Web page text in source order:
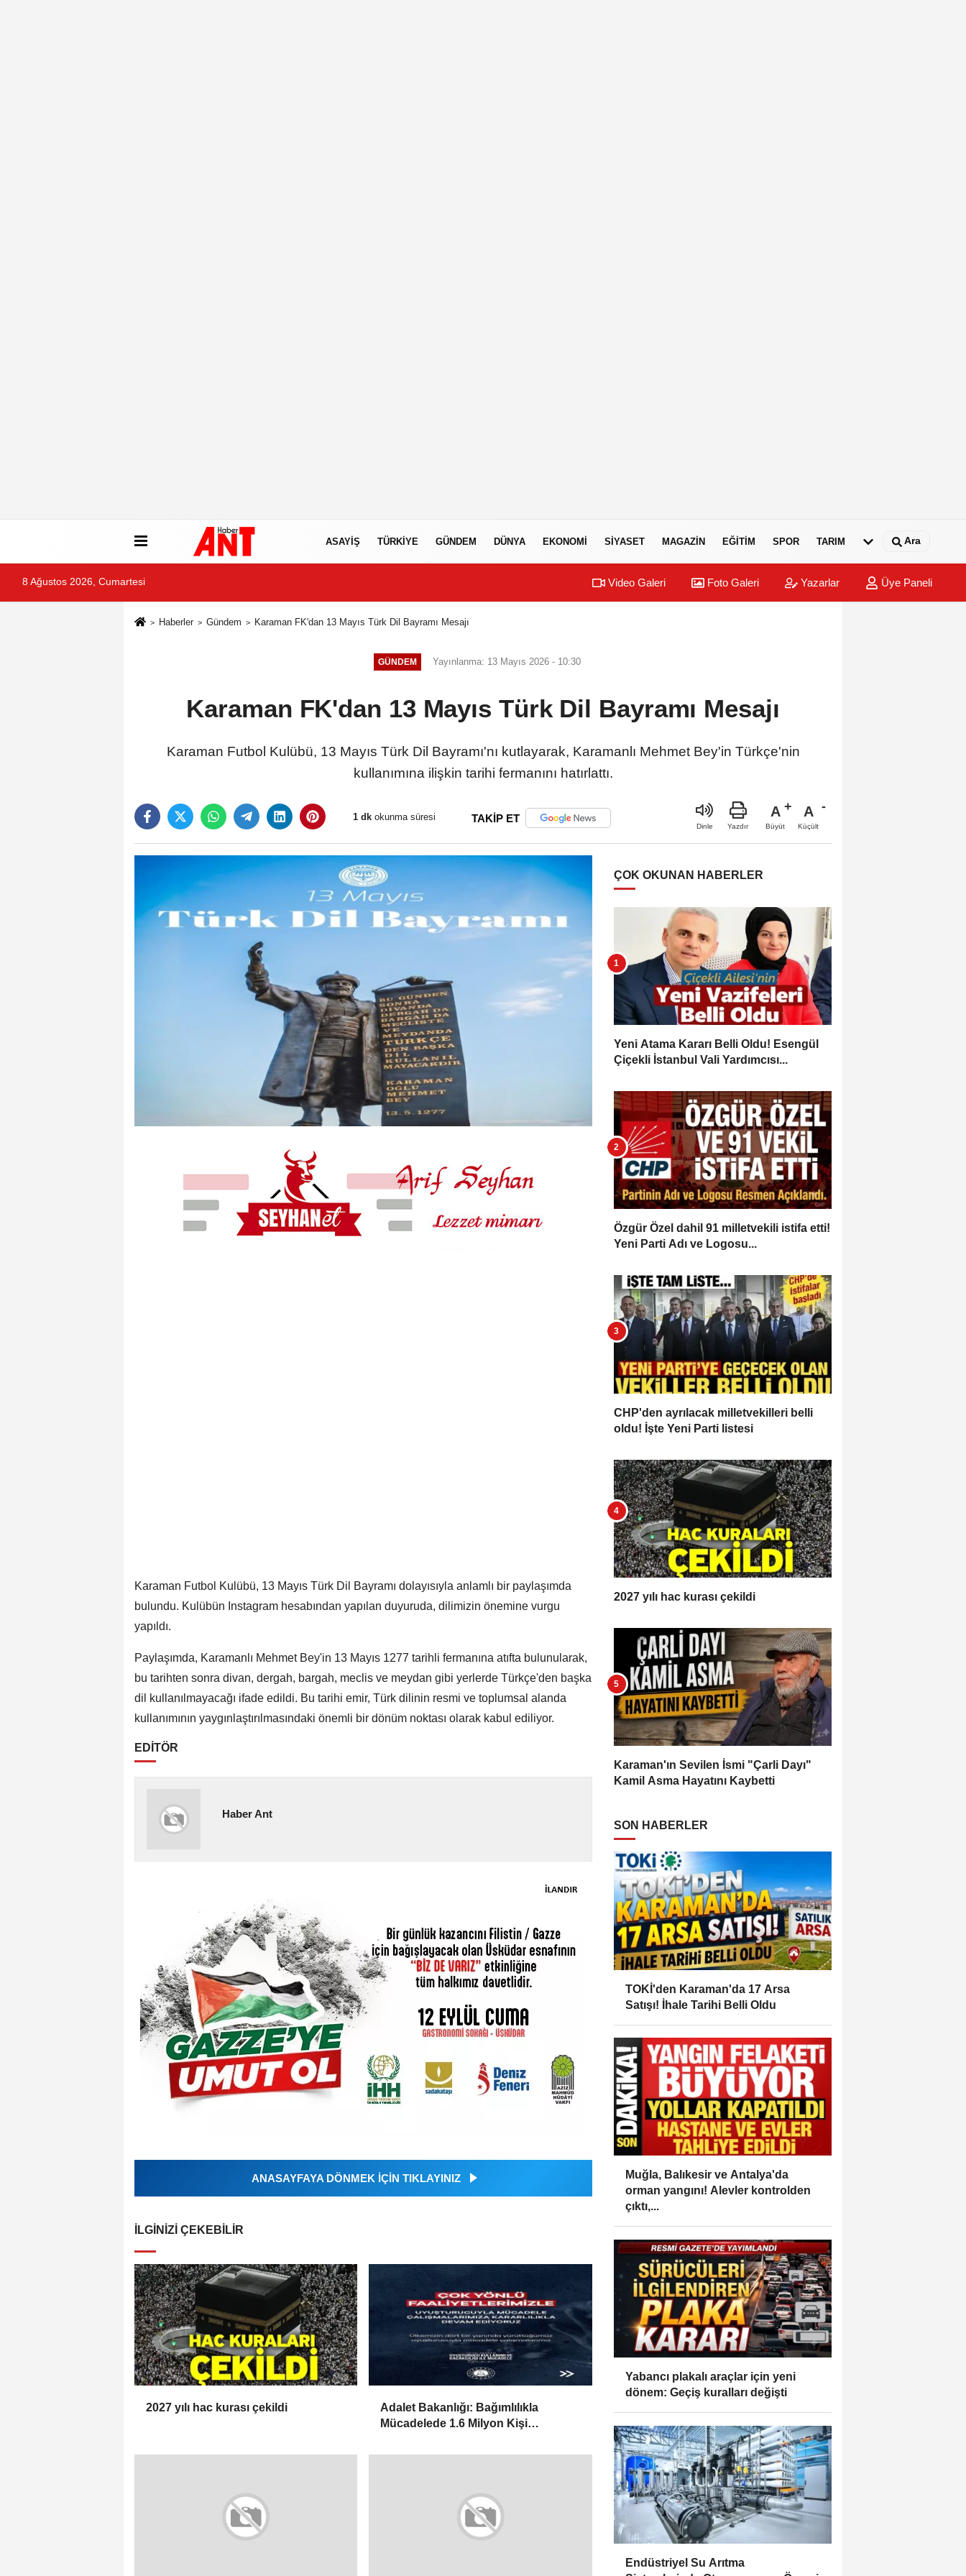
ASAYIŞ TÜRKIYE GÜNDEM DÜNYA EKONOMI SIYASET MAGAZIN EĞITIM SPOR TARIM Ara
8 Ağustos 2026, Cumartesi Video Galeri Foto Galeri Yazarlar Üye Paneli
Haberler Gündem Karaman FK'dan 13 Mayıs Türk Dil Bayramı Mesajı
GÜNDEM Yayınlanma: 13 Mayıs 2026 - 10:30
Karaman FK'dan 13 Mayıs Türk Dil Bayramı Mesajı
Karaman Futbol Kulübü, 13 Mayıs Türk Dil Bayramı'nı kutlayarak, Karamanlı Mehmet Bey'in Türkçe'nin
kullanımına ilişkin tarihi fermanını hatırlattı.
1 dk okunma süresi TAKİP ET
Dinle Yazdır
A
Büyüt
A
Küçült
Karaman Futbol Kulübü, 13 Mayıs Türk Dil Bayramı dolayısıyla anlamlı bir paylaşımda
bulundu. Kulübün Instagram hesabından yapılan duyuruda, dilimizin önemine vurgu
yapıldı.
Paylaşımda, Karamanlı Mehmet Bey'in 13 Mayıs 1277 tarihli fermanına atıfta bulunularak,
bu tarihten sonra divan, dergah, bargah, meclis ve meydan gibi yerlerde Türkçe'den başka
dil kullanılmayacağı ifade edildi. Bu tarihi emir, Türk dilinin resmi ve toplumsal alanda
kullanımının yaygınlaştırılmasındaki önemli bir dönüm noktası olarak kabul ediliyor.
EDİTÖR
Haber Ant
ANASAYFAYA DÖNMEK İÇİN TIKLAYINIZ
İLGINIZI ÇEKEBILIR
2027 yılı hac kurası çekildi
Adalet Bakanlığı: Bağımlılıkla
Mücadelede 1.6 Milyon Kişi
ÇOK OKUNAN HABERLER
Yeni Atama Kararı Belli Oldu! Esengül
Çiçekli İstanbul Vali Yardımcısı...
Özgür Özel dahil 91 milletvekili istifa etti!
Yeni Parti Adı ve Logosu...
CHP'den ayrılacak milletvekilleri belli
oldu! İşte Yeni Parti listesi
2027 yılı hac kurası çekildi
Karaman'ın Sevilen İsmi "Çarli Dayı"
Kamil Asma Hayatını Kaybetti
SON HABERLER
TOKİ'den Karaman'da 17 Arsa
Satışı! İhale Tarihi Belli Oldu
Muğla, Balıkesir ve Antalya'da
orman yangını! Alevler kontrolden
çıktı,...
Yabancı plakalı araçlar için yeni
dönem: Geçiş kuralları değişti
Endüstriyel Su Arıtma